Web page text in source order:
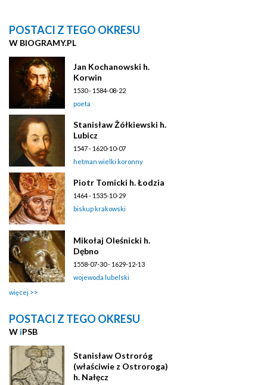
POSTACI Z TEGO OKRESU
W BIOGRAMY.PL
Jan Kochanowski h.
Korwin
1530 - 1584-08-22
poeta
Stanisław Żółkiewski h.
Lubicz
1547 - 1620-10-07
hetman wielki koronny
Piotr Tomicki h. Łodzia
1464 - 1535-10-29
biskup krakowski
Mikołaj Oleśnicki h.
Dębno
1558-07-30 - 1629-12-13
wojewoda lubelski
więcej
POSTACI Z TEGO OKRESU
W iPSB
Stanisław Ostroróg
(właściwie z Ostroroga)
h. Nałęcz